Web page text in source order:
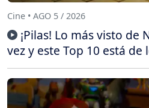
Cine • AGO 5 / 2026
¡Pilas! Lo más visto
vez y este Top 10 está de